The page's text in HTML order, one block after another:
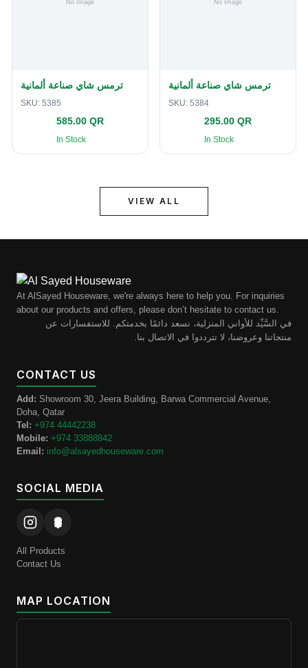
ترمس شاي صناعة ألمانية
SKU: 5385
585.00 QR
In Stock
ترمس شاي صناعة ألمانية
SKU: 5384
295.00 QR
In Stock
VIEW ALL
At AlSayed Houseware, we're always here to help you. For inquiries
about our products and offers, please don’t hesitate to contact us.
في السَّيِّد للأواني المنزلية، نسعد دائمًا بخدمتكم. للاستفسارات عن
منتجاتنا وعروضنا، لا تترددوا في الاتصال بنا.
CONTACT US
Add: Showroom 30, Jeera Building, Barwa Commercial Avenue,
Doha, Qatar
Tel: +974 44442238
Mobile: +974 33888842
Email: info@alsayedhouseware.com
SOCIAL MEDIA
All Products
Contact Us
MAP LOCATION